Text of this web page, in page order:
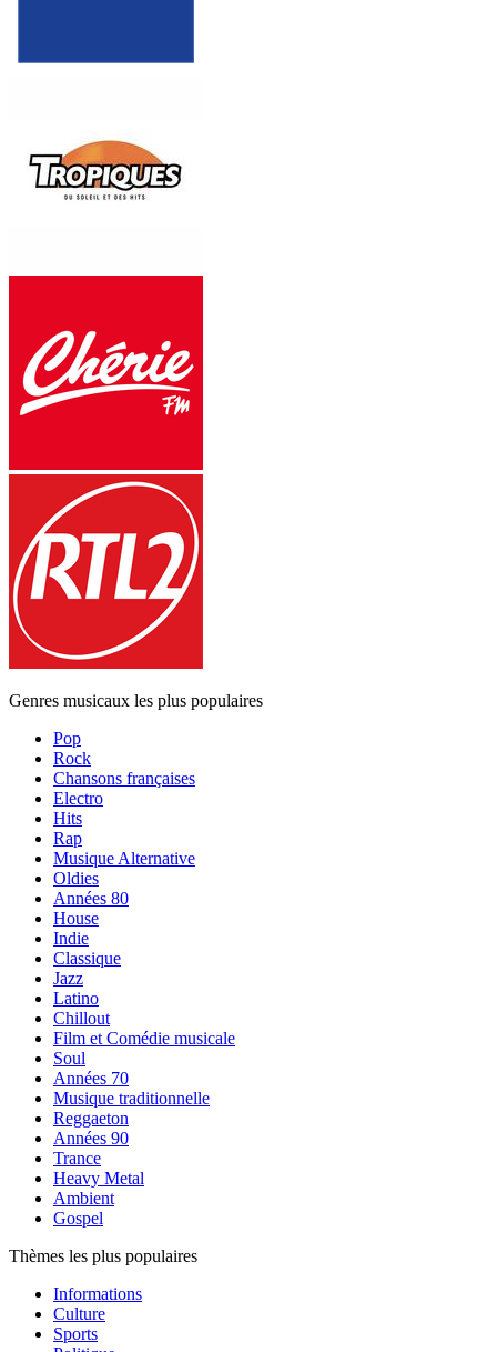
Genres musicaux les plus populaires
Pop
Rock
Chansons françaises
Electro
Hits
Rap
Musique Alternative
Oldies
Années 80
House
Indie
Classique
Jazz
Latino
Chillout
Film et Comédie musicale
Soul
Années 70
Musique traditionnelle
Reggaeton
Années 90
Trance
Heavy Metal
Ambient
Gospel
Thèmes les plus populaires
Informations
Culture
Sports